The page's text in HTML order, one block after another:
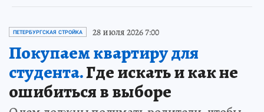
ПЕТЕРБУРГСКАЯ СТРОЙКА 28 июля 2026 7:00
Покупаем квартиру для
студента.Где искать и как не
ошибиться в выборе